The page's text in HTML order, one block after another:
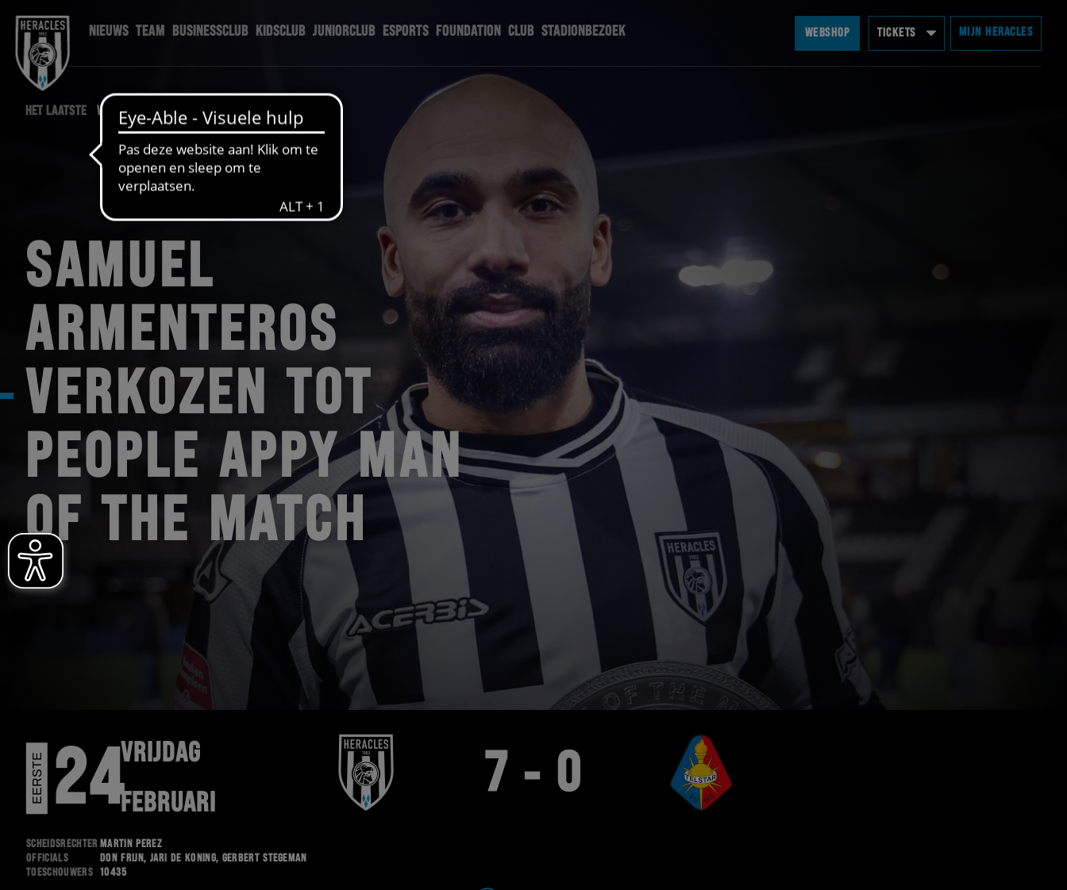
NIEUWS TEAM BUSINESSCLUB KIDSCLUB JUNIORCLUB ESPORTS FOUNDATION CLUB STADIONBEZOEK WEBSHOP TICKETS MIJN HERACLES
HET LAATSTE WEDSTRIJD NIEUWS
SAMUEL
ARMENTEROS
VERKOZEN TOT
PEOPLE APPY MAN
OF THE MATCH
E
E
R
S
T
E
D
I
V
I
S
I E
24VRIJDAG
FEBRUARI
7 - 0
Scheidsrechter Martin Perez
Officials
Don Frijn, Jari de Koning, Gerbert Stegeman
Toeschouwers
10435